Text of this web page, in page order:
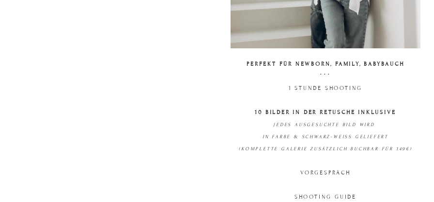
PERFEKT FÜR NEWBORN, FAMILY, BABYBAUCH
***
1 STUNDE SHOOTING
10 BILDER IN DER RETUSCHE INKLUSIVE
JEDES AUSGESUCHTE BILD WIRD
IN FARBE & SCHWARZ-WEISS GELIEFERT
(KOMPLETTE GALERIE ZUSÄTZLICH BUCHBAR FÜR 149€)
VORGESPRÄCH
SHOOTING GUIDE